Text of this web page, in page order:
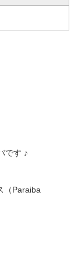
です ♪
（Paraiba